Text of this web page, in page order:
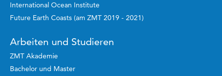
International Ocean Institute
Future Earth Coasts (am ZMT 2019 - 2021)
Arbeiten und Studieren
ZMT Akademie
Bachelor und Master